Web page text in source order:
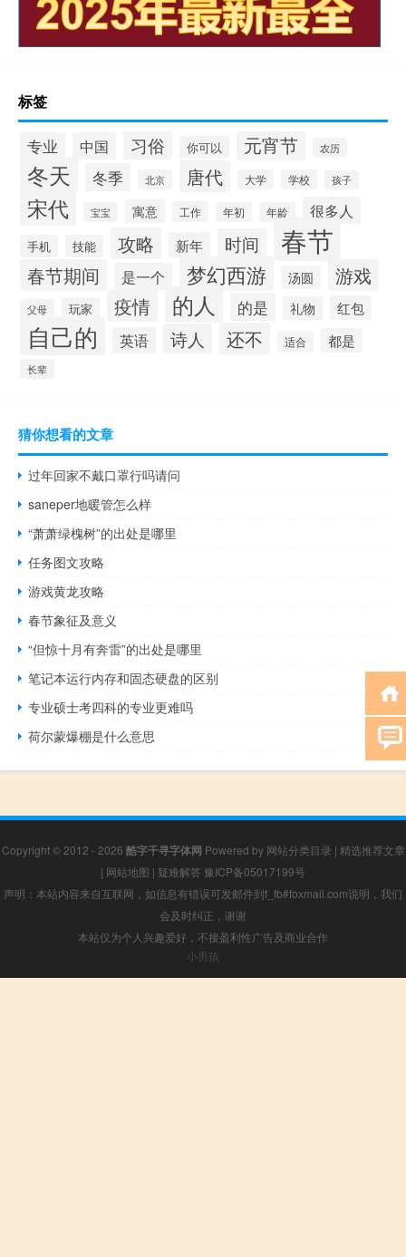
标签
专业 中国 习俗 你可以 元宵节 农历
冬天 冬季 北京 唐代 大学 学校 孩子
宋代 宝宝 寓意 工作 年初 年龄 很多人
手机 技能 攻略 新年 时间 春节
春节期间 是一个 梦幻西游 汤圆 游戏
父母 玩家 疫情 的人 的是 礼物 红包
自己的 英语 诗人 还不 适合 都是
长辈
猜你想看的文章
过年回家不戴口罩行吗请问
saneper地暖管怎么样
“萧萧绿槐树”的出处是哪里
任务图文攻略
游戏黄龙攻略
春节象征及意义
“但惊十月有奔雷”的出处是哪里
笔记本运行内存和固态硬盘的区别
专业硕士考四科的专业更难吗
荷尔蒙爆棚是什么意思
Copyright © 2012 - 2026 酷字千寻字体网 Powered by 网站分类目录 | 精选推荐文章
| 网站地图 | 疑难解答 豫ICP备05017199号
声明：本站内容来自互联网，如信息有错误可发邮件到f_fb#foxmail.com说明，我们
会及时纠正，谢谢
本站仅为个人兴趣爱好，不接盈利性广告及商业合作
小男孩